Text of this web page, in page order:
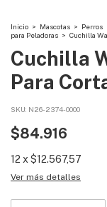
Inicio > Mascotas > Perros
para Peladoras > Cuchilla
Cuchilla
Para
SKU: N26-2374-0000
$84.916
12 x $12.567,57
Ver más detalles